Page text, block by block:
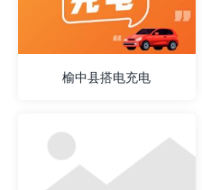
榆中县搭电充电